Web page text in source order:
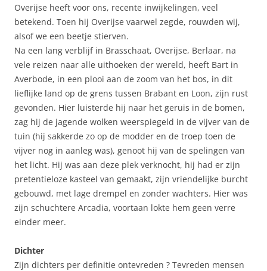
Overijse heeft voor ons, recente inwijkelingen, veel
betekend. Toen hij Overijse vaarwel zegde, rouwden wij,
alsof we een beetje stierven.
Na een lang verblijf in Brasschaat, Overijse, Berlaar, na
vele reizen naar alle uithoeken der wereld, heeft Bart in
Averbode, in een plooi aan de zoom van het bos, in dit
lieflijke land op de grens tussen Brabant en Loon, zijn rust
gevonden. Hier luisterde hij naar het geruis in de bomen,
zag hij de jagende wolken weerspiegeld in de vijver van de
tuin (hij sakkerde zo op de modder en de troep toen de
vijver nog in aanleg was), genoot hij van de spelingen van
het licht. Hij was aan deze plek verknocht, hij had er zijn
pretentieloze kasteel van gemaakt, zijn vriendelijke burcht
gebouwd, met lage drempel en zonder wachters. Hier was
zijn schuchtere Arcadia, voortaan lokte hem geen verre
einder meer.
Dichter
Zijn dichters per definitie ontevreden ? Tevreden mensen